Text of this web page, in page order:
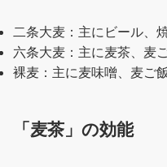
二条大麦：主にビール、
六条大麦：主に麦茶、麦
裸麦：主に麦味噌、麦ご
「麦茶」の効能